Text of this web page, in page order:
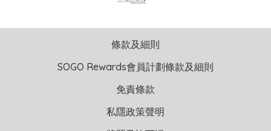
條款及細則
SOGO Rewards會員計劃條款及細則
免責條款
私隱政策聲明